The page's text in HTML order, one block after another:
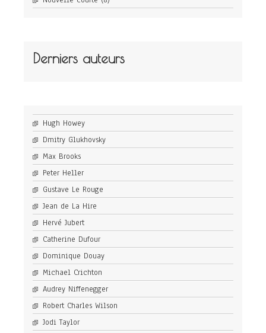
Derniers auteurs
Hugh Howey
Dmitry Glukhovsky
Max Brooks
Peter Heller
Gustave Le Rouge
Jean de La Hire
Hervé Jubert
Catherine Dufour
Dominique Douay
Michael Crichton
Audrey Niffenegger
Robert Charles Wilson
Jodi Taylor